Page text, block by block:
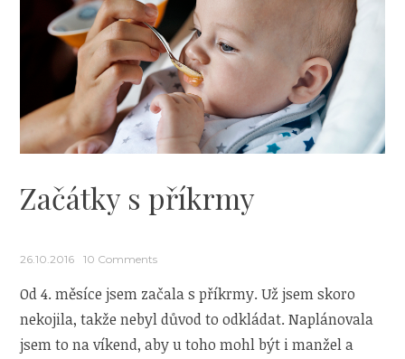
Začátky s příkrmy
26.10.2016 10 Comments
Od 4. měsíce jsem začala s příkrmy. Už jsem skoro
nekojila, takže nebyl důvod to odkládat. Naplánovala
jsem to na víkend, aby u toho mohl být i manžel a